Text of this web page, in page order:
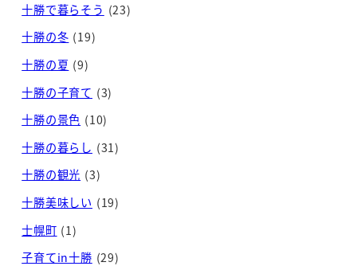
十勝で暮らそう (23)
十勝の冬 (19)
十勝の夏 (9)
十勝の子育て (3)
十勝の景色 (10)
十勝の暮らし (31)
十勝の観光 (3)
十勝美味しい (19)
士幌町 (1)
子育てin十勝 (29)